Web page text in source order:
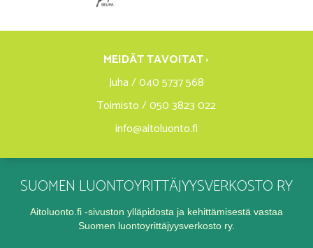
MEIDÄT TAVOITAT ›
Juha / 040 5737 568
Toimisto / 050 3823 022
info@aitoluonto.fi
SUOMEN LUONTOYRITTÄJYYSVERKOSTO RY
Aitoluonto.fi -sivuston ylläpidosta ja kehittämisestä vastaa
Suomen luontoyrittäjyysverkosto ry.